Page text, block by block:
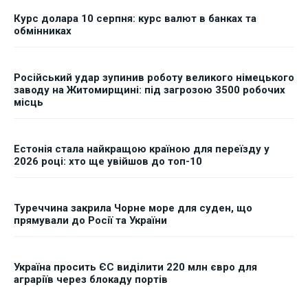
Курс долара 10 серпня: курс валют в банках та
обмінниках
Російський удар зупинив роботу великого німецького
заводу на Житомирщині: під загрозою 3500 робочих
місць
Естонія стала найкращою країною для переїзду у
2026 році: хто ще увійшов до топ-10
Туреччина закрила Чорне море для суден, що
прямували до Росії та України
Україна просить ЄС виділити 220 млн євро для
аграріїв через блокаду портів